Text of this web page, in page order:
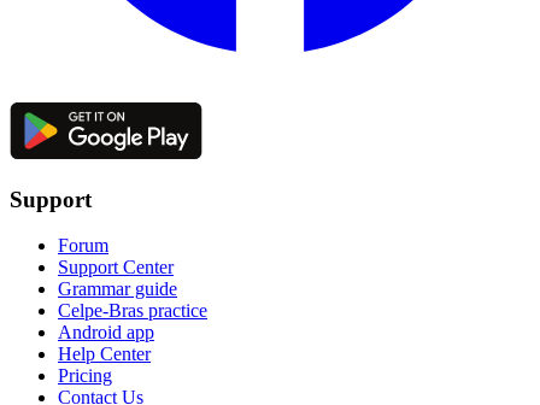
Support
Forum
Support Center
Grammar guide
Celpe-Bras practice
Android app
Help Center
Pricing
Contact Us